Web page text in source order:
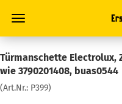
Türmanschette Electrolux,
wie 3790201408, buas0544
(Art.Nr.: P399)